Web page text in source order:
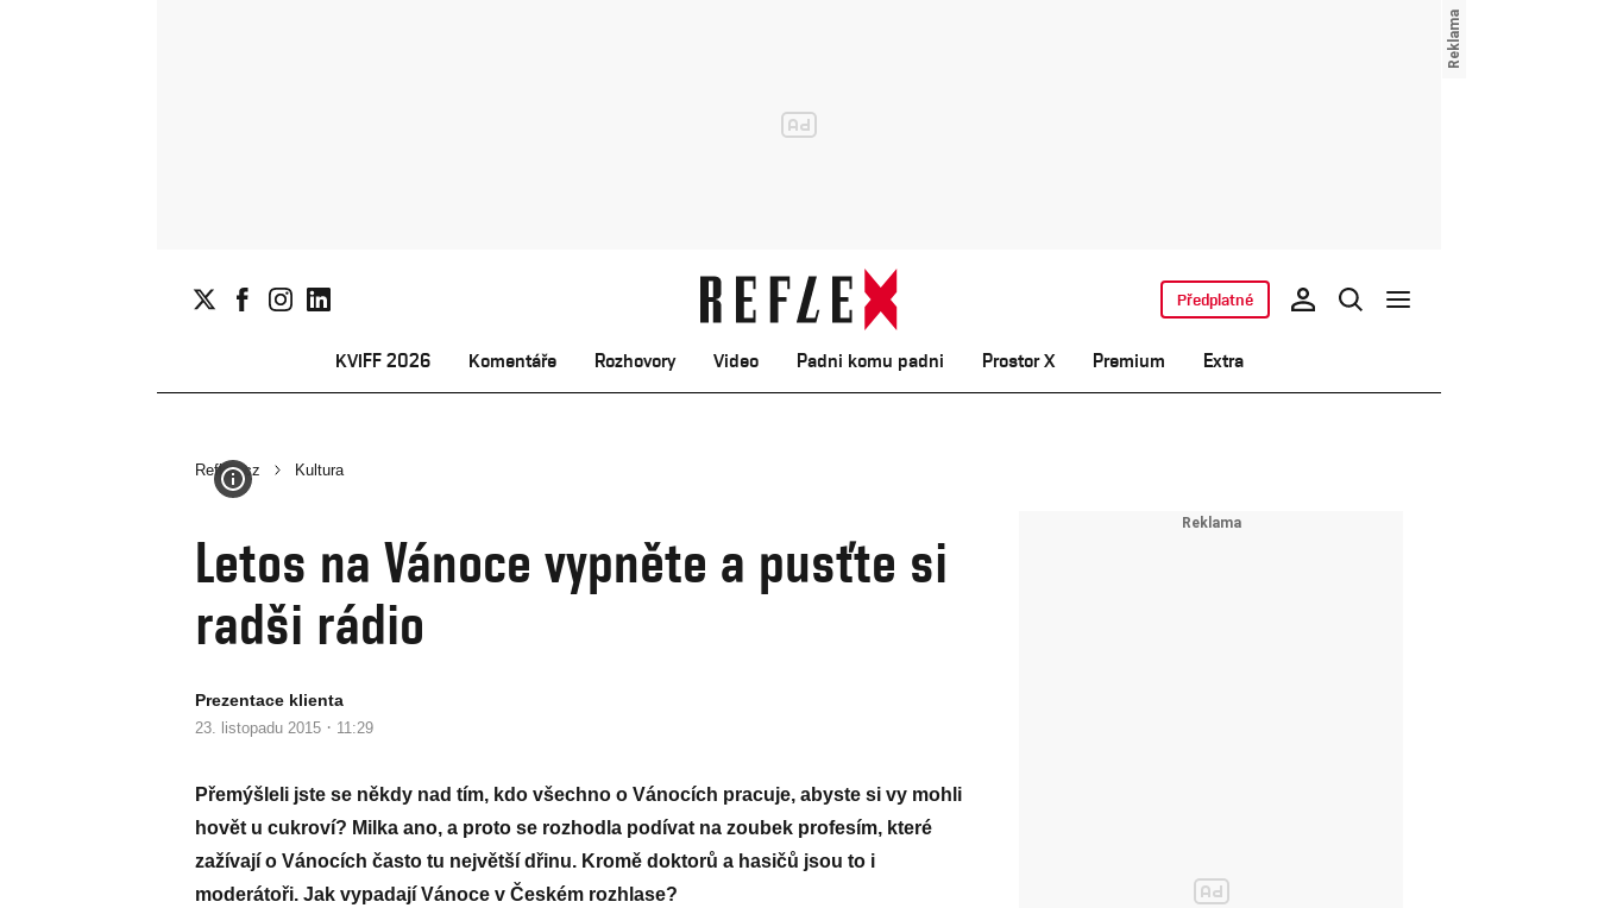
KVIFF 2026 Komentáře Rozhovory Video Padni komu padni Prostor X Premium Extra
Předplatné
Reflex.cz Kultura
Letos na Vánoce vypněte a pusťte si
radši rádio
Prezentace klienta
23. listopadu 2015 · 11:29
Přemýšleli jste se někdy nad tím, kdo všechno o Vánocích pracuje, abyste si vy mohli
hovět u cukroví? Milka ano, a proto se rozhodla podívat na zoubek profesím, které
zažívají o Vánocích často tu největší dřinu. Kromě doktorů a hasičů jsou to i
moderátoři. Jak vypadají Vánoce v Českém rozhlase?